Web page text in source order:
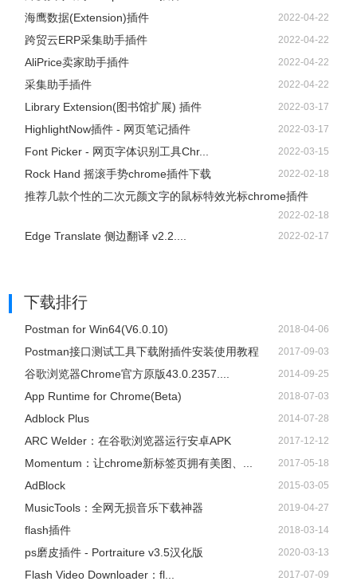
海鹰数据(Extension)插件 2022-04-22
跨贸云ERP采集助手插件 2022-04-22
AliPrice卖家助手插件 2022-04-22
采集助手插件 2022-04-22
Library Extension(图书馆扩展) 插件 2022-03-17
HighlightNow插件 - 网页笔记插件 2022-03-17
Font Picker - 网页字体识别工具Chr... 2022-03-15
Rock Hand 摇滚手势chrome插件下载 2022-02-18
推荐几款个性的二次元颜文字的鼠标特效光标chrome插件
2022-02-18
Edge Translate 侧边翻译 v2.2.... 2022-02-17
下载排行
Postman for Win64(V6.0.10) 2018-04-06
Postman接口测试工具下载附插件安装使用教程 2017-09-03
谷歌浏览器Chrome官方原版43.0.2357.... 2014-09-25
App Runtime for Chrome(Beta) 2018-07-03
Adblock Plus 2014-07-28
ARC Welder：在谷歌浏览器运行安卓APK 2017-12-12
Momentum：让chrome新标签页拥有美图、... 2017-05-18
AdBlock 2015-03-05
​MusicTools：全网无损音乐下载神器 2019-04-27
flash插件 2018-03-14
ps磨皮插件 - Portraiture v3.5汉化版 2020-03-13
Flash Video Downloader：fl... 2017-07-09